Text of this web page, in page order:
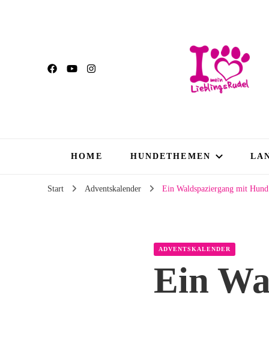
HOME HUNDETHEMEN
Start Adventskalender Ein Waldspaziergang mit Hund
ADVENTSKALENDER
Ein